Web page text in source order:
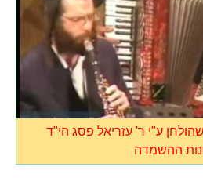
ע"י ר' עזריאל פסג הי"ד
ההשמדה